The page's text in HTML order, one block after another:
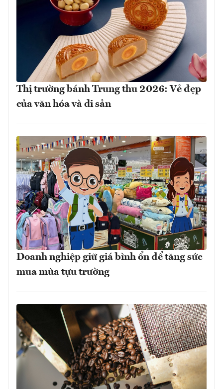
Thị trường bánh Trung thu 2026: Vẻ đẹp
của văn hóa và di sản
Doanh nghiệp giữ giá bình ổn để tăng sức
mua mùa tựu trường